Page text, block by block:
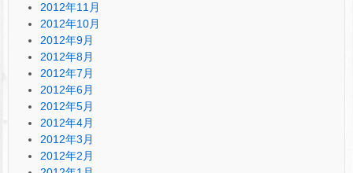
2012年11月
2012年10月
2012年9月
2012年8月
2012年7月
2012年6月
2012年5月
2012年4月
2012年3月
2012年2月